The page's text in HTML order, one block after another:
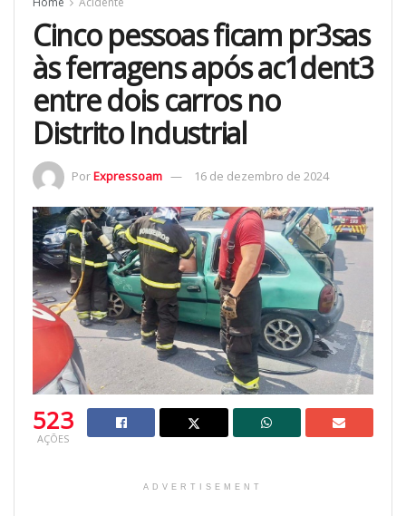
Cinco pessoas ficam pr3sas
às ferragens após ac1dent3
entre dois carros no
Distrito Industrial
PorExpressoam 16 de dezembro de 2024
523
AÇÕES
ADVERTISEMENT